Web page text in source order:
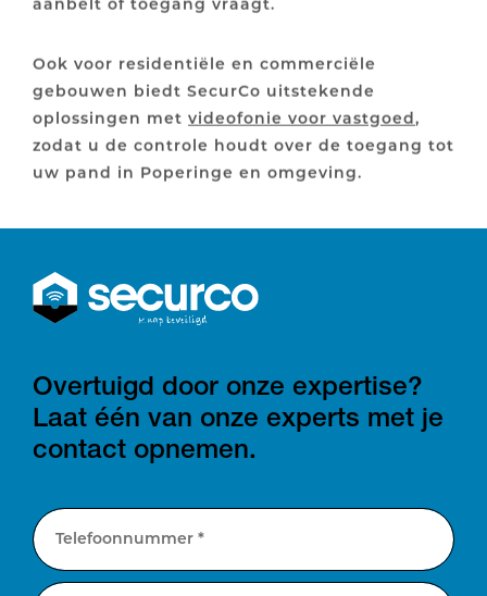
Ook voor residentiële en commerciële
gebouwen biedt SecurCo uitstekende
oplossingen met videofonie voor vastgoed,
zodat u de controle houdt over de toegang tot
uw pand in Poperinge en omgeving.
Overtuigd door onze expertise?
Laat één van onze experts met je
contact opnemen.
Telefoonnummer *